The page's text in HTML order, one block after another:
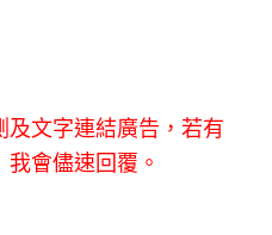
文字連結廣告，若有
會儘速回覆。